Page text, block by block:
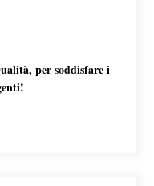
per soddisfare i